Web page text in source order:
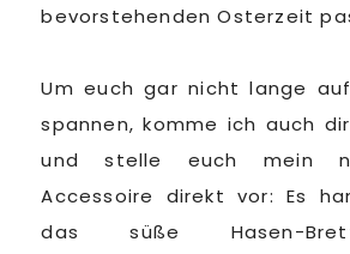
bevorstehenden Osterzeit
Um euch gar nicht lange
spannen, komme ich auch
und stelle euch mein
Accessoire direkt vor: Es
das süße Hasen-